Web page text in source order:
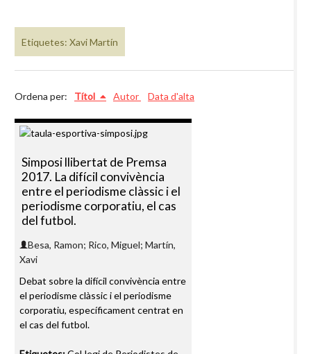
Etiquetes: Xavi Martín
Ordena per: Títol Autor Data d'alta
Simposi llibertat de Premsa
2017. La difícil convivència
entre el periodisme clàssic i el
periodisme corporatiu, el cas
del futbol.
Besa, Ramon; Rico, Miguel; Martín,
Xavi
Debat sobre la difícil convivència entre
el periodisme clàssic i el periodisme
corporatiu, específicament centrat en
el cas del futbol.